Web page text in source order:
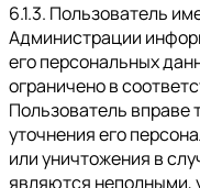
6.1.3. Пользователь
Администрации
его персональных
ограничено в
Пользователь вправе
уточнения его
или уничтожения в
являются неполными,